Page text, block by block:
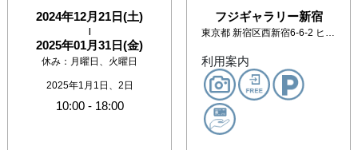
2024年12月21日(土)
|
2025年01月31日(金)
休み： 月曜日、火曜日
2025年1月1日、2日
10:00- 18:00
フジギャラリー新宿
東京都 新宿区西新宿6-6-2 ヒルトン東京地下1階 ヒルトピアショッピングアーケード内
利用案内